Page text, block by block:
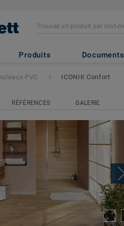
Produits Documents
Confort
PVC ICONIK Confort
RÉFÉRENCES GALERIE